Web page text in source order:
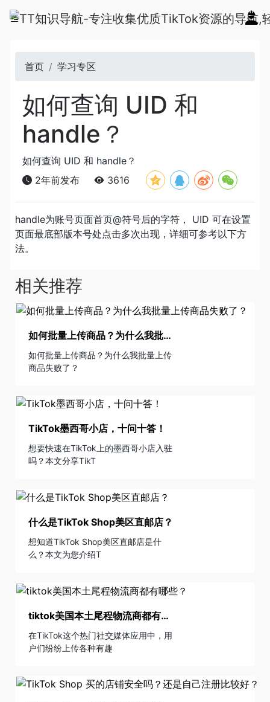
首页 学习专区
如何查询 UID 和
handle？
如何查询 UID 和 handle？
2年前发布
3616
handle为账号页面首页@符号后的字符， UID 可在设置
页面最底部版本号处点击多次出现，详细可参考以下方
法。
相关推荐
如何批量上传商品？为什么我批量上传商品失败了？
如何批量上传商品？为什么我批量上传
商品失败了？
TikTok墨西哥小店，十问十答！
想要快速在TikTok上的墨西哥小店入驻
吗？本文分享TikT
什么是TikTok Shop美区直邮店？
想知道TikTok Shop美区直邮店是什
么？本文为您介绍T
tiktok美国本土尾程物流商都有哪些？
在TikTok这个热门社交媒体应用中，用
户们纷纷上传各种有趣